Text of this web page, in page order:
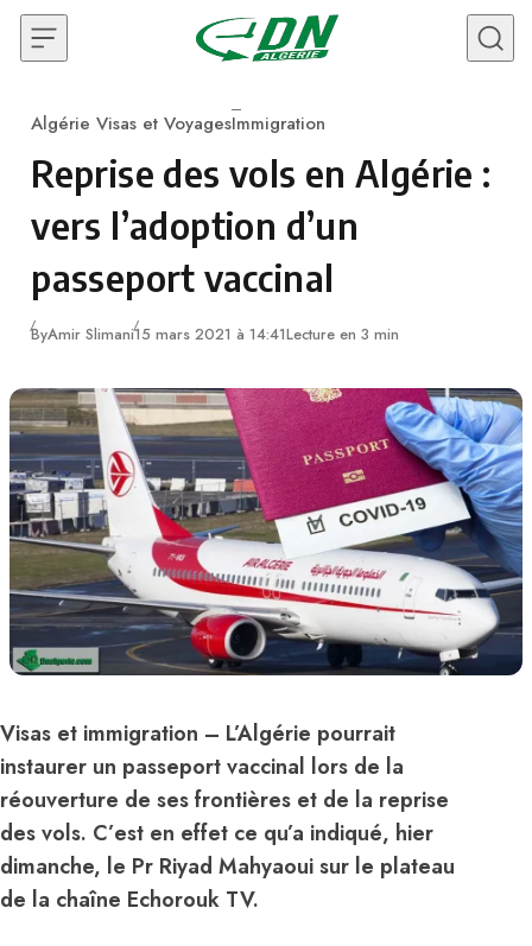
Skip to content
Category
Algérie Visas et VoyagesImmigration
Reprise des vols en Algérie :
vers l’adoption d’un
passeport vaccinal
ByAmir Slimani15 mars 2021 à 14:41Lecture en 3 min
Visas et immigration – L’Algérie pourrait
instaurer un passeport vaccinal lors de la
réouverture de ses frontières et de la reprise
des vols. C’est en effet ce qu’a indiqué, hier
dimanche, le Pr Riyad Mahyaoui sur le plateau
de la chaîne Echorouk TV.